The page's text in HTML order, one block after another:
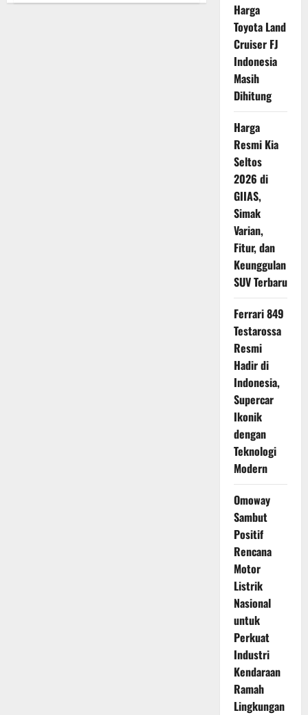
XL7
Harga
Toyota Land
Cruiser FJ
Indonesia
Masih
Dihitung
Harga
Resmi Kia
Seltos
2026 di
GIIAS,
Simak
Varian,
Fitur, dan
Keunggulan
SUV Terbaru
Ferrari 849
Testarossa
Resmi
Hadir di
Indonesia,
Supercar
Ikonik
dengan
Teknologi
Modern
Omoway
Sambut
Positif
Rencana
Motor
Listrik
Nasional
untuk
Perkuat
Industri
Kendaraan
Ramah
Lingkungan